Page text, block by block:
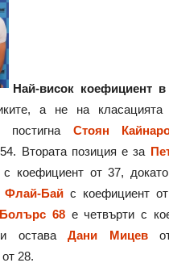
Най-висок коефициент в
а не на класацията
постигна Стоян
Втората позиция е за
коефициент от 37,
Флай-Бай с коефициент
Болърс 68 е четвърти с
оставаДани Мицев
28.